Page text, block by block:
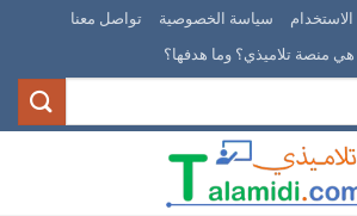
سياسة الخصوصية
تواصل معنا
هي منصة تلاميذي؟ وما هدفها؟